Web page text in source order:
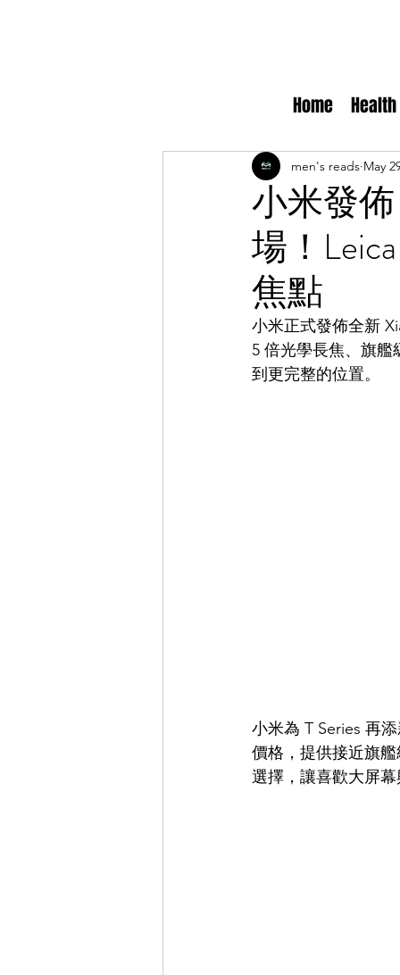
Home
小米發佈
場！
焦點
men's reads May
小米正式發佈全新
5 倍光學長焦、旗
到更完整的位置。
小米為 T Series 再
價格，提供接近旗
選擇，讓喜歡大屏